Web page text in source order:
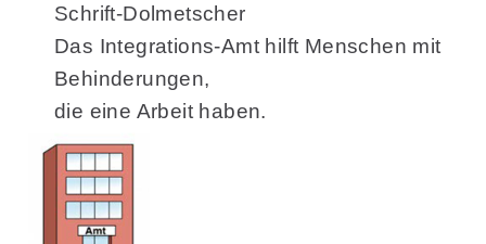
Schrift-Dolmetscher
Das Integrations-Amt hilft Menschen mit
Behinderungen,
die eine Arbeit haben.